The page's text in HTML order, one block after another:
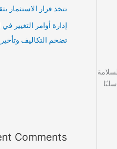
تتخذ قرار الاستثمار بثقة
إدارة أوامر التغيير
تضخم التكاليف وتأخير
Comments